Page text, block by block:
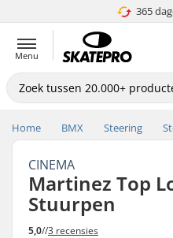
365
Menu
Home BMX Steering
CINEMA
Martinez Top
Stuurpen
5,0//3 recensies